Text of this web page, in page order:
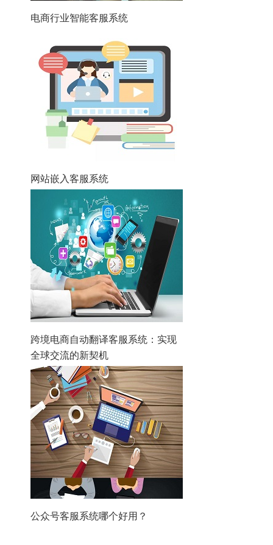
电商行业智能客服系统
网站嵌入客服系统
跨境电商自动翻译客服系统：实现
全球交流的新契机
公众号客服系统哪个好用？